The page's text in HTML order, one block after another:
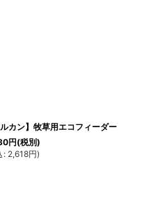
ルカン】牧草用エコフィーダー
円(税別)
: 2,618円)